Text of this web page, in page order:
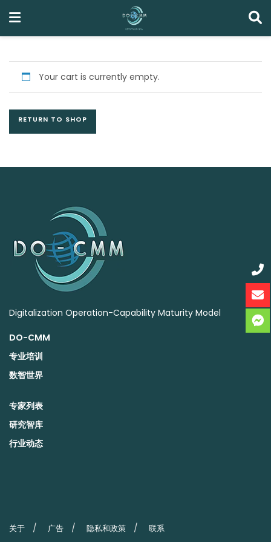
Your cart is currently empty.
RETURN TO SHOP
Digitalization Operation-Capability Maturity Model
DO-CMM
专业培训
数智世界
专家列表
研究智库
行业动态
关于 广告 隐私和政策 联系